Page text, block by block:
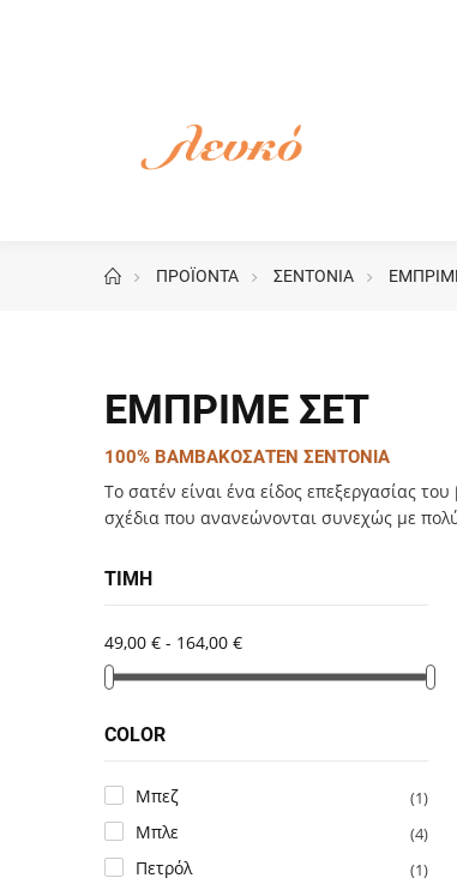
ΠΡΟΪΟΝΤΑ ΣΕΝΤΟΝΙΑ
ΕΜΠΡΙΜΕ ΣΕΤ
100% ΒΑΜΒΑΚΟΣΑΤΕΝ ΣΕΝΤΟΝΙΑ
Το σατέν είναι ένα είδος επεξεργασίας
σχέδια που ανανεώνονται συνεχώς με
ΤΙΜΉ
49,00 € - 164,00 €
Price slider
COLOR
Μπεζ (1)
Μπλε (4)
Πετρόλ (1)